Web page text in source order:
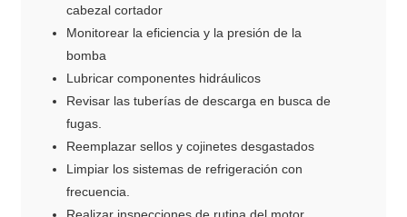
cabezal cortador
Monitorear la eficiencia y la presión de la
bomba
Lubricar componentes hidráulicos
Revisar las tuberías de descarga en busca de
fugas.
Reemplazar sellos y cojinetes desgastados
Limpiar los sistemas de refrigeración con
frecuencia.